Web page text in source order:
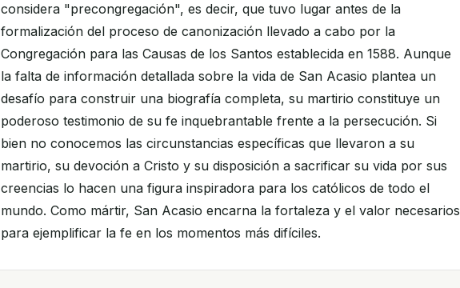
considera "precongregación", es decir, que tuvo lugar antes de la
formalización del proceso de canonización llevado a cabo por la
Congregación para las Causas de los Santos establecida en 1588. Aunque
la falta de información detallada sobre la vida de San Acasio plantea un
desafío para construir una biografía completa, su martirio constituye un
poderoso testimonio de su fe inquebrantable frente a la persecución. Si
bien no conocemos las circunstancias específicas que llevaron a su
martirio, su devoción a Cristo y su disposición a sacrificar su vida por sus
creencias lo hacen una figura inspiradora para los católicos de todo el
mundo. Como mártir, San Acasio encarna la fortaleza y el valor necesarios
para ejemplificar la fe en los momentos más difíciles.